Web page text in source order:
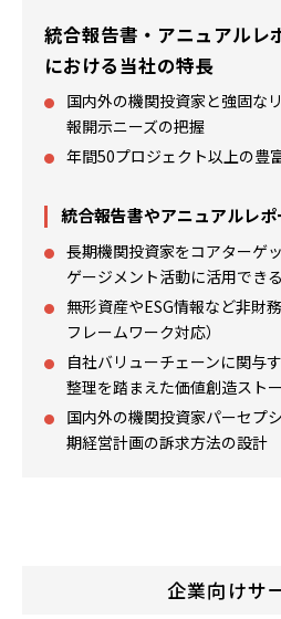
企業向けサ
統合報告書・アニュアルレ
における当社の特長
国内外の機関投資家と強固な
報開示ニーズの把握
年間50プロジェクト以上の豊
統合報告書やアニュアルレ
長期機関投資家をコアターゲ
ゲージメント活動に活用でき
無形資産やESG情報など非財
フレームワーク対応）
自社バリューチェーンに関与
整理を踏まえた価値創造スト
国内外の機関投資家パーセプ
期経営計画の訴求方法の設計